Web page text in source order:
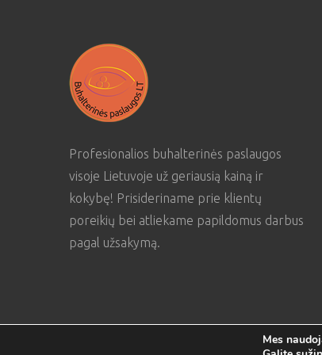
Profesionalios buhalterinės paslaugos
visoje Lietuvoje už geriausią kainą ir
kokybę! Prisideriname prie klientų
poreikių bei atliekame papildomus darbus
pagal užsakymą.
Mes